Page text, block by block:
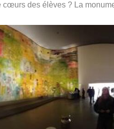
cœurs des élèves ? La